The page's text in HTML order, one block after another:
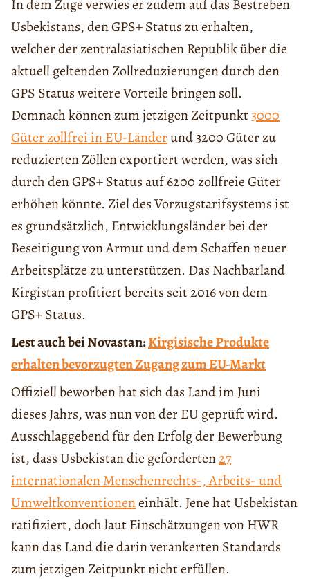
In dem Zuge verwies er zudem auf das Bestreben
Usbekistans, den GPS+ Status zu erhalten,
welcher der zentralasiatischen Republik über die
aktuell geltenden Zollreduzierungen durch den
GPS Status weitere Vorteile bringen soll.
Demnach können zum jetzigen Zeitpunkt3000
Güter zollfrei in EU-Länderund 3200 Güter zu
reduzierten Zöllen exportiert werden, was sich
durch den GPS+ Status auf 6200 zollfreie Güter
erhöhen könnte. Ziel des Vorzugstarifsystems ist
es grundsätzlich, Entwicklungsländer bei der
Beseitigung von Armut und dem Schaffen neuer
Arbeitsplätze zu unterstützen. Das Nachbarland
Kirgistan profitiert bereits seit 2016 von dem
GPS+ Status.
Lest auch bei Novastan:Kirgisische Produkte
erhalten bevorzugten Zugang zum EU-Markt
Offiziell beworben hat sich das Land im Juni
dieses Jahrs, was nun von der EU geprüft wird.
Ausschlaggebend für den Erfolg der Bewerbung
ist, dass Usbekistan die geforderten27
internationalen Menschenrechts-, Arbeits- und
Umweltkonventioneneinhält. Jene hat Usbekistan
ratifiziert, doch laut Einschätzungen von HWR
kann das Land die darin verankerten Standards
zum jetzigen Zeitpunkt nicht erfüllen.